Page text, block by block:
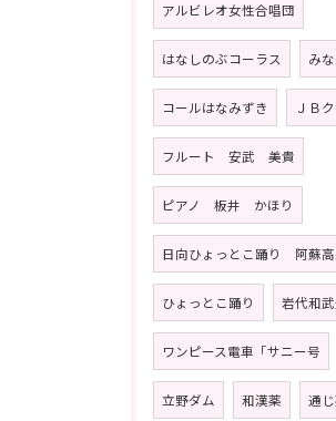
アルビレオ女性合唱団
はなしのぶコーラス み
コールはなみずき ＪＢ
フルート 安武 美貴
ピアノ 板井 かほり
日向ひょっとこ踊り 阿蘇高
ひょっとこ踊り 岩代和
ワンピース電車「サニー号
立野ダム 和漢薬 通